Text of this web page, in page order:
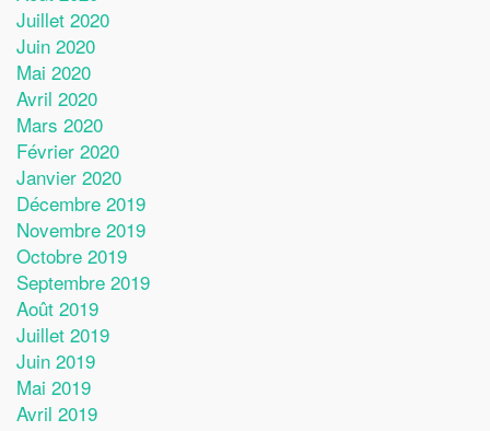
Juillet 2020
Juin 2020
Mai 2020
Avril 2020
Mars 2020
Février 2020
Janvier 2020
Décembre 2019
Novembre 2019
Octobre 2019
Septembre 2019
Août 2019
Juillet 2019
Juin 2019
Mai 2019
Avril 2019